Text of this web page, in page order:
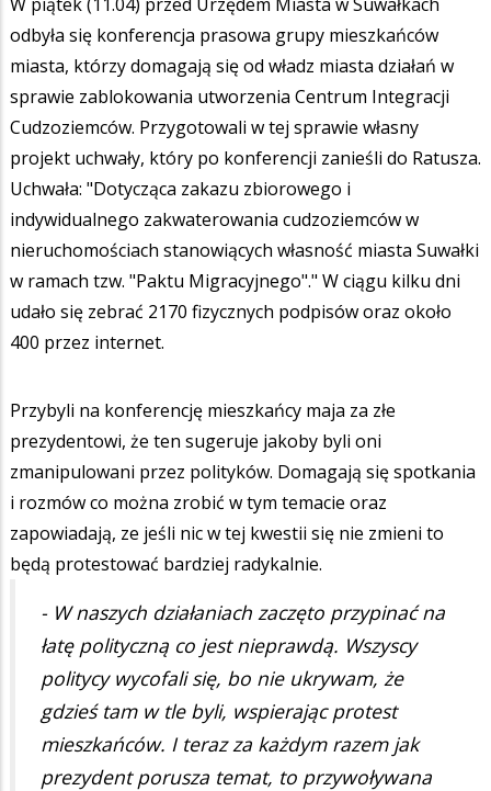
odbyła się konferencja prasowa grupy mieszkańców
miasta, którzy domagają się od władz miasta działań w
sprawie zablokowania utworzenia Centrum Integracji
Cudzoziemców. Przygotowali w tej sprawie własny
projekt uchwały, który po konferencji zanieśli do Ratusza.
Uchwała: "Dotycząca zakazu zbiorowego i
indywidualnego zakwaterowania cudzoziemców w
nieruchomościach stanowiących własność miasta Suwałki
w ramach tzw. "Paktu Migracyjnego"." W ciągu kilku dni
udało się zebrać 2170 fizycznych podpisów oraz około
400 przez internet.
Przybyli na konferencję mieszkańcy maja za złe
prezydentowi, że ten sugeruje jakoby byli oni
zmanipulowani przez polityków. Domagają się spotkania
i rozmów co można zrobić w tym temacie oraz
zapowiadają, ze jeśli nic w tej kwestii się nie zmieni to
będą protestować bardziej radykalnie.
- W naszych działaniach zaczęto przypinać na
łatę polityczną co jest nieprawdą. Wszyscy
politycy wycofali się, bo nie ukrywam, że
gdzieś tam w tle byli, wspierając protest
mieszkańców. I teraz za każdym razem jak
prezydent porusza temat, to przywoływana